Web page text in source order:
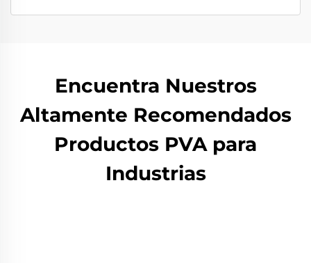
Encuentra Nuestros
Altamente Recomendados
Productos PVA para
Industrias